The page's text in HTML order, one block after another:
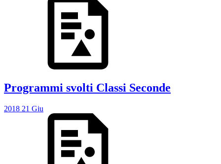
Programmi svolti Classi Seconde
2018 21 Giu